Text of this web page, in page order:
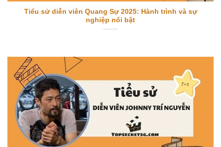
Tiểu sử diễn viên Quang Sự 2025: Hành trình và sự
nghiệp nổi bật